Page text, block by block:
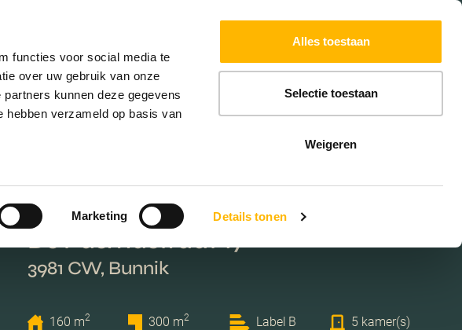
functies voor social media te
over uw gebruik van onze
kunnen deze gegevens
hebben verzameld op basis van
Marketing Details tonen
Alles toestaan
Selectie toestaan
Weigeren
EXTRA DIENSTEN
Ds Pasmastraat 17
3981 CW, Bunnik
160 m2 300 m2 Label B 5 kamer(s)